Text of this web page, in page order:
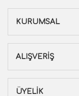
KURUMSAL
ALIŞVERİŞ
ÜYELİK